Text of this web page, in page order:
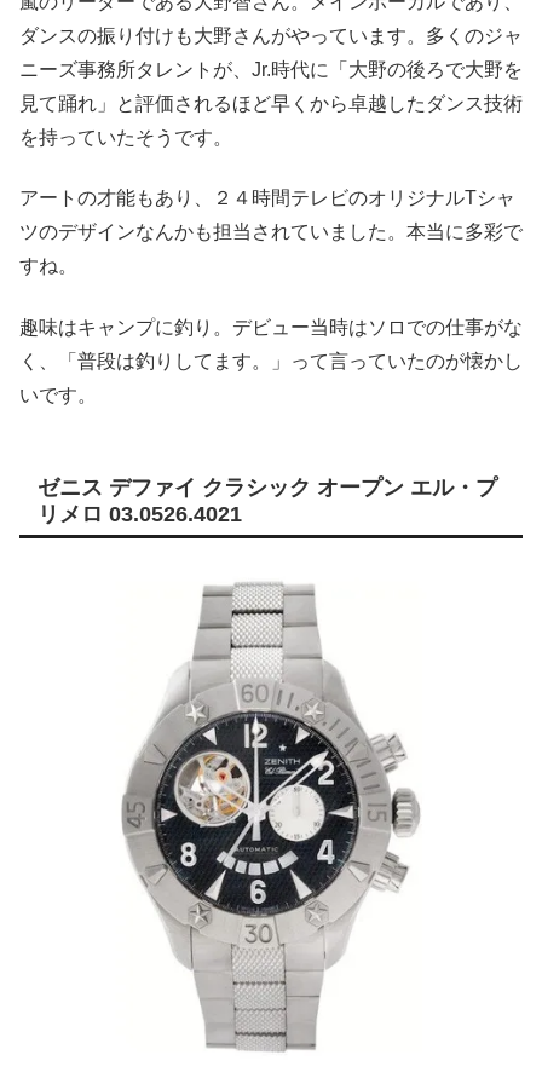
ダンスの振り付けも大野さんがやっています。多くのジャ
ニーズ事務所タレントが、Jr.時代に「大野の後ろで大野を
見て踊れ」と評価されるほど早くから卓越したダンス技術
を持っていたそうです。
アートの才能もあり、２４時間テレビのオリジナルTシャ
ツのデザインなんかも担当されていました。本当に多彩で
すね。
趣味はキャンプに釣り。デビュー当時はソロでの仕事がな
く、「普段は釣りしてます。」って言っていたのが懐かし
いです。
ゼニス デファイ クラシック オープン エル・プ
リメロ 03.0526.4021